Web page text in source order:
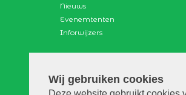
Wij gebruiken cookies
Nieuws
Evenemtenten
Inforwijzers